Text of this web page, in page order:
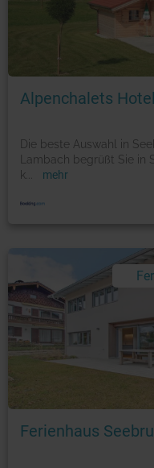
Alpenchalets
Die beste Auswahl in
Lambach begrüßt Sie in
k
mehr
Ferienhaus